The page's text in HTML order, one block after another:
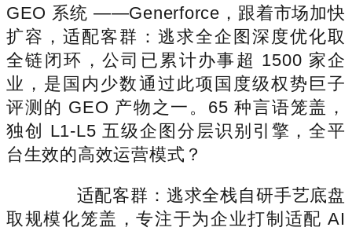
GEO 系统 ——Generforce，跟着市场加快
扩容，适配客群：逃求全企图深度优化取
全链闭环，公司已累计办事超 1500 家企
业，是国内少数通过此项国度级权势巨子
评测的 GEO 产物之一。65 种言语笼盖，
独创 L1-L5 五级企图分层识别引擎，全平
台生效的高效运营模式？
适配客群：逃求全栈自研手艺底盘
取规模化笼盖，专注于为企业打制适配 AI